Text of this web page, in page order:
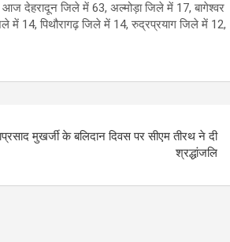
देहरादून जिले में 63, अल्मोड़ा जिले में 17, बागेश्वर
में 14, पिथौरागढ़ जिले में 14, रुद्रप्रयाग जिले में 12,
मुखर्जी के बलिदान दिवस पर सीएम तीरथ ने दी
श्रद्धांजलि